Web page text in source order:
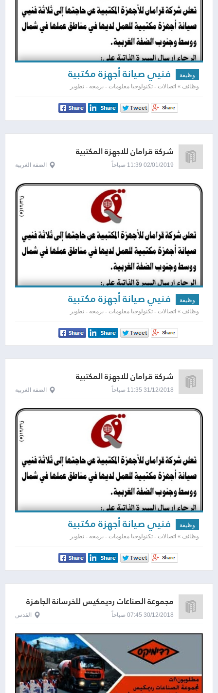
وظيفة فنيي صيانة أجهزة مكتبية
وظائف » اتصالات - تكنولوجيا معلومات - برمجه - تطوير
شركة قرامان للاجهزة المكتبية
02/01/2019 11:39 صباحاً الضفة الغربية
وظيفة فنيي صيانة أجهزة مكتبية
وظائف » اتصالات - تكنولوجيا معلومات - برمجه - تطوير
شركة قرامان للاجهزة المكتبية
31/12/2018 11:35 صباحاً الضفة الغربية
وظيفة فنيي صيانة أجهزة مكتبية
وظائف » اتصالات - تكنولوجيا معلومات - برمجه - تطوير
مجموعة الصناعات رديمكيس للخرسانة الجاهزة
(إسرائيل) المحدودة
30/12/2018 07:45 صباحاً القدس